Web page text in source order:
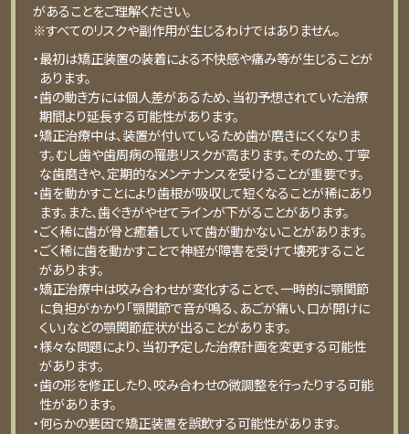
があることをご理解ください。
※すべてのリスクや副作用が生じるわけではありません。
・最初は矯正装置の装着による不快感や痛み等が⽣じることが
あります。
・⻭の動き⽅には個⼈差があるため、当初予想されていた治療
期間より延⻑する可能性があります。
・矯正治療中は、装置が付いているため⻭が磨きにくくなりま
す。むし⻭や⻭周病の罹患リスクが⾼まります。そのため、丁寧
な⻭磨きや、定期的なメンテナンスを受けることが重要です。
・⻭を動かすことにより⻭根が吸収して短くなることが稀にあり
ます。また、⻭ぐきがやせてラインが下がることがあります。
・ごく稀に⻭が⾻と癒着していて⻭が動かないことがあります。
・ごく稀に⻭を動かすことで神経が障害を受けて壊死すること
があります。
・矯正治療中は咬み合わせが変化することで、⼀時的に顎関節
に負担がかかり「顎関節で⾳が鳴る、あごが痛い、⼝が開けに
くい」などの顎関節症状が出ることがあります。
・様々な問題により、当初予定した治療計画を変更する可能性
があります。
・⻭の形を修正したり、咬み合わせの微調整を⾏ったりする可能
性があります。
・何らかの要因で矯正装置を誤飲する可能性があります。